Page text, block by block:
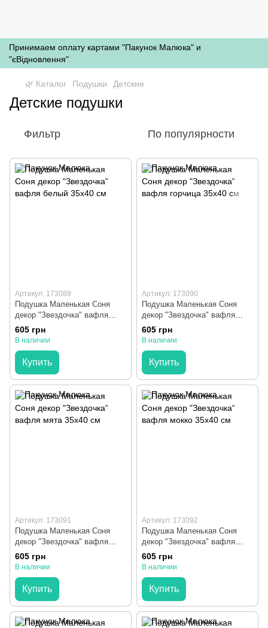
Принимаем оплату картами "Пакунок Малюка" и
"єВідновлення"
🌿 Каталог Подушки Детские
Детские подушки
Фильтр По популярности
Артикул: 173089
Подушка Маленькая Соня
декор "Звездочка" вафля
белый 35х40 см
605 грн
В наличии
Купить
Артикул: 173090
Подушка Маленькая Соня
декор "Звездочка" вафля
горчица 35х40 см
605 грн
В наличии
Купить
Артикул: 173091
Подушка Маленькая Соня
декор "Звездочка" вафля
мята 35х40 см
605 грн
В наличии
Купить
Артикул: 173092
Подушка Маленькая Соня
декор "Звездочка" вафля
мокко 35х40 см
605 грн
В наличии
Купить